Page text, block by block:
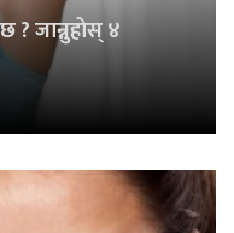
? जान्नुहोस् ४